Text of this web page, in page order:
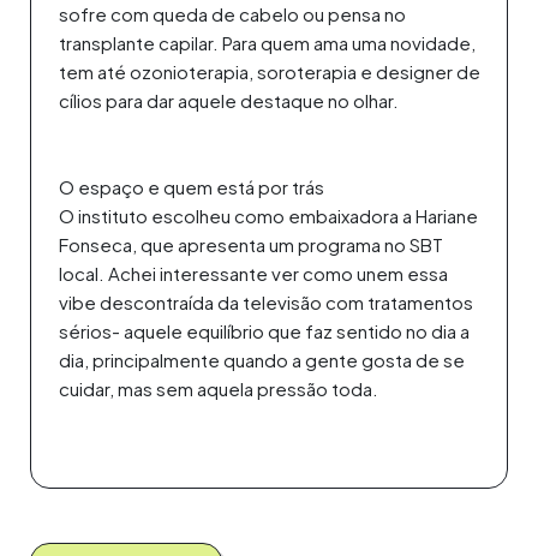
sofre com queda de cabelo ou pensa no
transplante capilar. Para quem ama uma novidade,
tem até ozonioterapia, soroterapia e designer de
cílios para dar aquele destaque no olhar.
O espaço e quem está por trás
O instituto escolheu como embaixadora a Hariane
Fonseca, que apresenta um programa no SBT
local. Achei interessante ver como unem essa
vibe descontraída da televisão com tratamentos
sérios- aquele equilíbrio que faz sentido no dia a
dia, principalmente quando a gente gosta de se
cuidar, mas sem aquela pressão toda.